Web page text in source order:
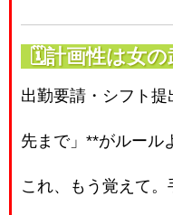
🗓計画性は女の
出勤要請・シフト提
先まで」**がルール
これ、もう覚えて